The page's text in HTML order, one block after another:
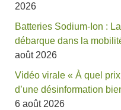
2026
Batteries Sodium-Ion :
débarque dans la
août 2026
Vidéo virale « À quel
d’une désinformation
6 août 2026